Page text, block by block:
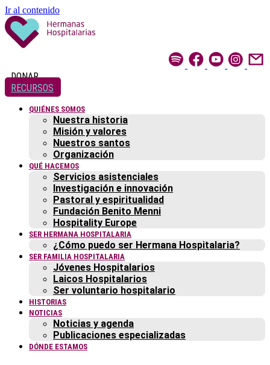
Ir al contenido
DONAR
RECURSOS
QUIÉNES SOMOS
Nuestra historia
Misión y valores
Nuestros santos
Organización
QUÉ HACEMOS
Servicios asistenciales
Investigación e innovación
Pastoral y espiritualidad
Fundación Benito Menni
Hospitality Europe
SER HERMANA HOSPITALARIA
¿Cómo puedo ser Hermana Hospitalaria?
SER FAMILIA HOSPITALARIA
Jóvenes Hospitalarios
Laicos Hospitalarios
Ser voluntario hospitalario
HISTORIAS
NOTICIAS
Noticias y agenda
Publicaciones especializadas
DÓNDE ESTAMOS